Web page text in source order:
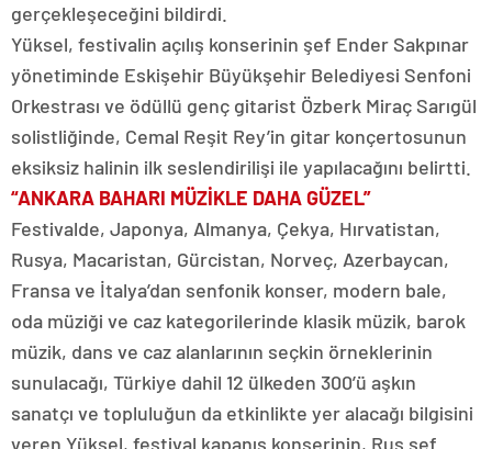
gerçekleşeceğini bildirdi.
Yüksel, festivalin açılış konserinin şef Ender Sakpınar
yönetiminde Eskişehir Büyükşehir Belediyesi Senfoni
Orkestrası ve ödüllü genç gitarist Özberk Miraç Sarıgül
solistliğinde, Cemal Reşit Rey’in gitar konçertosunun
eksiksiz halinin ilk seslendirilişi ile yapılacağını belirtti.
“ANKARA BAHARI MÜZİKLE DAHA GÜZEL”
Festivalde, Japonya, Almanya, Çekya, Hırvatistan,
Rusya, Macaristan, Gürcistan, Norveç, Azerbaycan,
Fransa ve İtalya’dan senfonik konser, modern bale,
oda müziği ve caz kategorilerinde klasik müzik, barok
müzik, dans ve caz alanlarının seçkin örneklerinin
sunulacağı, Türkiye dahil 12 ülkeden 300’ü aşkın
sanatçı ve topluluğun da etkinlikte yer alacağı bilgisini
veren Yüksel, festival kapanış konserinin, Rus şef